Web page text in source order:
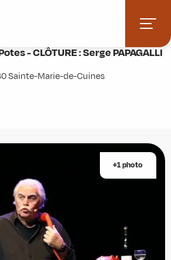
- CLÔTURE : Serge PAPAGALLI
Sainte-Marie-de-Cuines
favoris
+1 photo